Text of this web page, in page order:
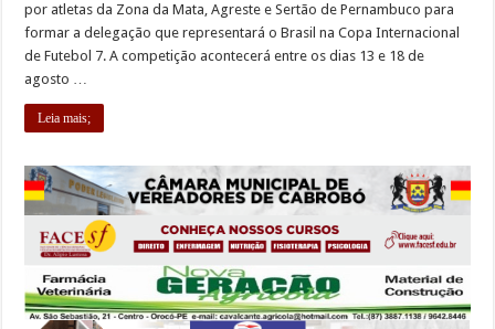
por atletas da Zona da Mata, Agreste e Sertão de Pernambuco para
formar a delegação que representará o Brasil na Copa Internacional
de Futebol 7. A competição acontecerá entre os dias 13 e 18 de
agosto …
Leia mais;